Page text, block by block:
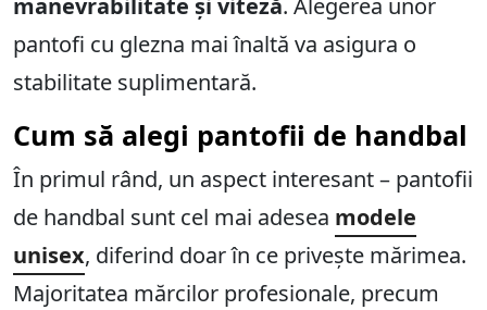
manevrabilitate și viteză. Alegerea unor
pantofi cu glezna mai înaltă va asigura o
stabilitate suplimentară.
Cum să alegi pantofii de handbal
În primul rând, un aspect interesant – pantofii
de handbal sunt cel mai adesea modele
unisex, diferind doar în ce privește mărimea.
Majoritatea mărcilor profesionale, precum